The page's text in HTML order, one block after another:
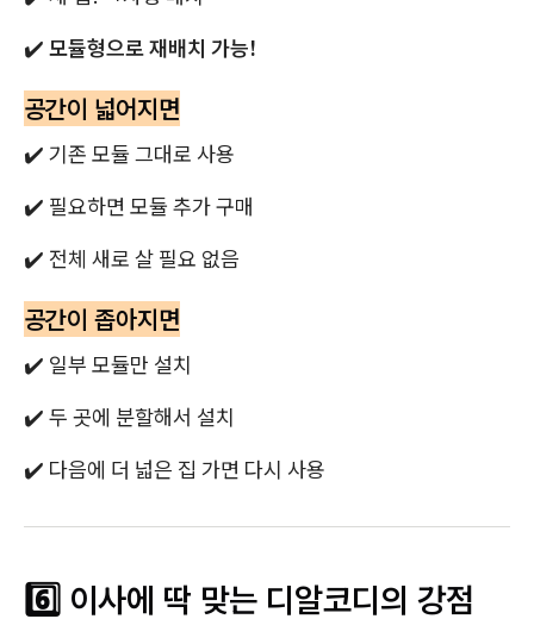
✔️ 모듈형으로 재배치 가능!
공간이 넓어지면
✔️ 기존 모듈 그대로 사용
✔️ 필요하면 모듈 추가 구매
✔️ 전체 새로 살 필요 없음
공간이 좁아지면
✔️ 일부 모듈만 설치
✔️ 두 곳에 분할해서 설치
✔️ 다음에 더 넓은 집 가면 다시 사용
6️⃣ 이사에 딱 맞는 디알코디의 강점